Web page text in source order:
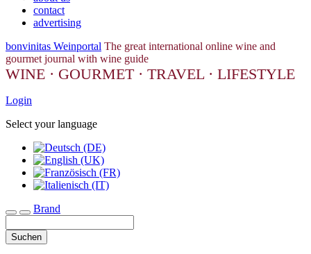
contact
advertising
bonvinitas Weinportal The great international online wine and
gourmet journal with wine guide
WINE · GOURMET · TRAVEL · LIFESTYLE
Login
Select your language
Toggle navigation
Brand
Suchen